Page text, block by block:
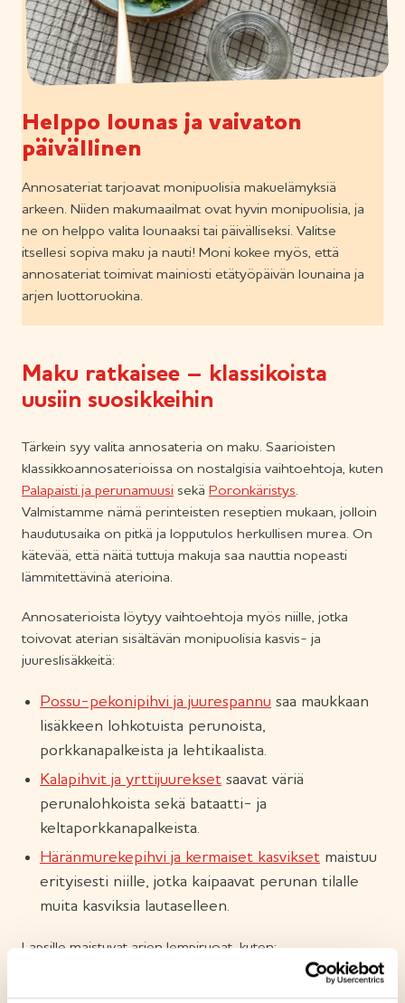
Helppo lounas ja vaivaton
päivällinen
Annosateriat tarjoavat monipuolisia makuelämyksiä
arkeen. Niiden makumaailmat ovat hyvin monipuolisia, ja
ne on helppo valita lounaaksi tai päivälliseksi. Valitse
itsellesi sopiva maku ja nauti! Moni kokee myös, että
annosateriat toimivat mainiosti etätyöpäivän lounaina ja
arjen luottoruokina.
Maku ratkaisee – klassikoista
uusiin suosikkeihin
Tärkein syy valita annosateria on maku. Saarioisten
klassikkoannosaterioissa on nostalgisia vaihtoehtoja, kuten
Palapaisti ja perunamuusi sekä Poronkäristys.
Valmistamme nämä perinteisten reseptien mukaan, jolloin
haudutusaika on pitkä ja lopputulos herkullisen murea. On
kätevää, että näitä tuttuja makuja saa nauttia nopeasti
lämmitettävinä aterioina.
Annosaterioista löytyy vaihtoehtoja myös niille, jotka
toivovat aterian sisältävän monipuolisia kasvis- ja
juureslisäkkeitä:
Possu-pekonipihvi ja juurespannu saa maukkaan
lisäkkeen lohkotuista perunoista,
porkkanapalkeista ja lehtikaalista.
Kalapihvit ja yrttijuurekset saavat väriä
perunalohkoista sekä bataatti- ja
keltaporkkanapalkeista.
Häränmurekepihvi ja kermaiset kasvikset maistuu
erityisesti niille, jotka kaipaavat perunan tilalle
muita kasviksia lautaselleen.
Lapsille maistuvat arjen lempiruoat, kuten: